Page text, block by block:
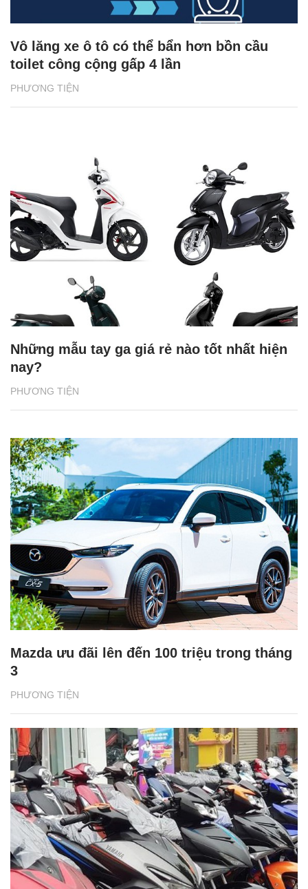
PHƯƠNG TIỆN
Vô lăng xe ô tô có thể bẩn hơn bồn cầu
toilet công cộng gấp 4 lần
PHƯƠNG TIỆN
Những mẫu tay ga giá rẻ nào tốt nhất hiện
nay?
PHƯƠNG TIỆN
Mazda ưu đãi lên đến 100 triệu trong tháng
3